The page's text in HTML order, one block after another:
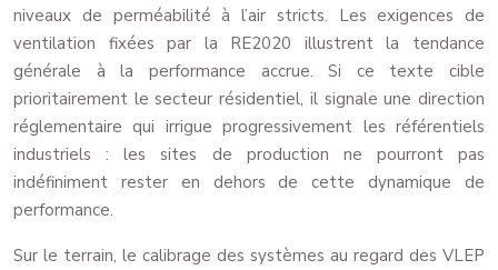
niveaux de perméabilité à l’air stricts. Les exigences de
ventilation fixées par la RE2020 illustrent la tendance
générale à la performance accrue. Si ce texte cible
prioritairement le secteur résidentiel, il signale une direction
réglementaire qui irrigue progressivement les référentiels
industriels : les sites de production ne pourront pas
indéfiniment rester en dehors de cette dynamique de
performance.
Sur le terrain, le calibrage des systèmes au regard des VLEP